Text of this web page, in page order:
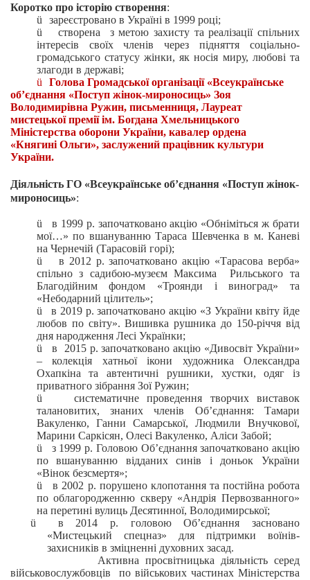
Коротко про історію створення:
ü
зареєстрованов Україні в 1999 році;
ü
створена
з метою захисту та реалізації спільних
інтересів своїх членів через підняття соціально-
громадського статусу жінки, як носія миру, любові та
злагоди в державі;
ü
Голова Громадської організації «Всеукраїнське
об’єднання «Поступ жінок-мироносиць» Зоя
Володимирівна Ружин, письменниця, Лауреат
мистецької премії ім. Богдана Хмельницького
Міністерства оборони України, кавалер ордена
«Княгині Ольги», заслужений працівник культури
України.
Діяльність ГО «Всеукраїнське об’єднання «Поступ жінок-
мироносиць»:
ü
в 1999 р. започатковано акцію «Обніміться ж брати
мої…» по вшануванню Тараса Шевченка в м. Каневі
на Чернечій (Тарасовій горі);
ü
в 2012 р. започатковано акцію «Тарасова верба»
спільно з садибою-музеєм Максима
Рильського та
Благодійним фондом «Троянди і виноград» та
«Небодарний цілитель»;
ü
в 2019 р. започатковано акцію «З України квіту йде
любов по світу». Вишивка рушника до 150-річчя від
дня народження Лесі Українки;
ü
в
2015 р. започатковано акцію «Дивосвіт України»
–колекція хатньої ікони художника Олександра
Охапкіна та автентичні рушники, хустки, одяг із
приватного зібрання Зої Ружин;
ü
систематичне проведення творчих виставок
талановитих, знаних членів Об’єднання: Тамари
Вакуленко, Ганни Самарської, Людмили Внучкової,
Марини Саркісян, Олесі Вакуленко, Аліси Забой;
ü
з 1999 р. Головою Об’єднання започатковано акцію
по вшануванню відданих синів і доньок України
«Вінок безсмертя»;
ü
в 2002 р. порушено клопотання та постійна робота
по облагородженню скверу «Андрія Первозванного»
на перетині вулиць Десятинної, Володимирської;
ü
в 2014 р. головою Об’єднання засновано
«Мистецький спецназ» для підтримки воїнів-
захисників в зміцненні духовних засад.
Активна просвітницька діяльність серед
військовослужбовців
по військових частинах Міністерства